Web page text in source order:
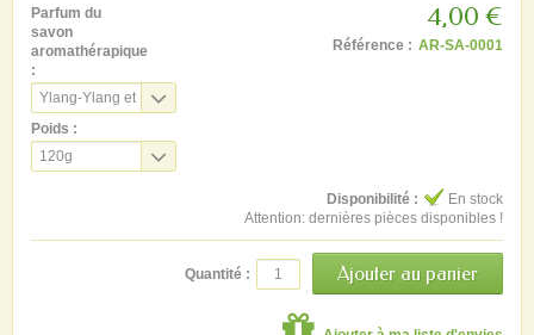
Parfum du
savon
aromathérapique
:
Ylang-Ylang et
orange
Poids :
120g
4,00 €
Référence : AR-SA-0001
Disponibilité :
En stock
Attention: dernières pièces disponibles !
Quantité :